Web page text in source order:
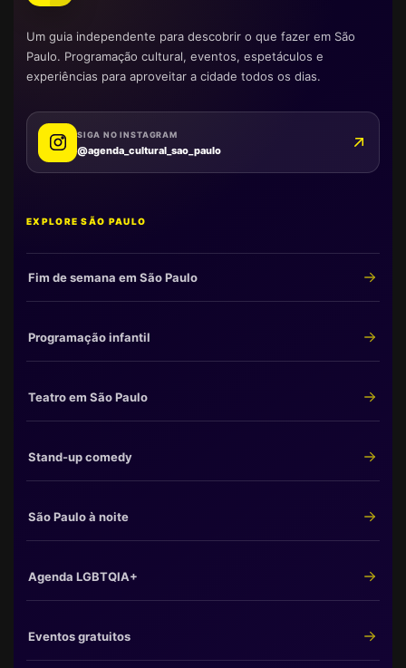
Um guia independente para descobrir o que fazer em São
Paulo. Programação cultural, eventos, espetáculos e
experiências para aproveitar a cidade todos os dias.
SIGA NO INSTAGRAM
@agenda_cultural_sao_paulo
EXPLORE SÃO PAULO
Fim de semana em São Paulo
Programação infantil
Teatro em São Paulo
Stand-up comedy
São Paulo à noite
Agenda LGBTQIA+
Eventos gratuitos